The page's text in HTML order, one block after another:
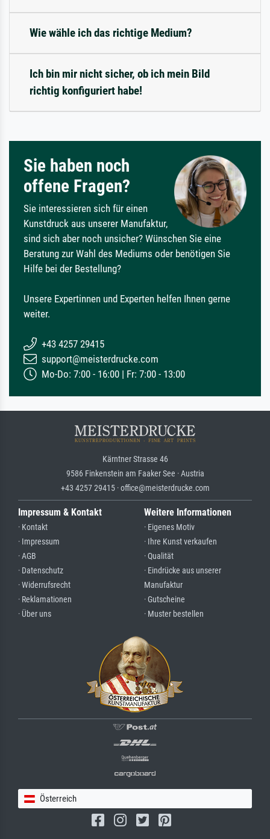
Wie wähle ich das richtige Medium?
Ich bin mir nicht sicher, ob ich mein Bild
richtig konfiguriert habe!
Sie haben noch
offene Fragen?
Sie interessieren sich für einen
Kunstdruck aus unserer Manufaktur,
sind sich aber noch unsicher? Wünschen Sie eine
Beratung zur Wahl des Mediums oder benötigen Sie
Hilfe bei der Bestellung?
Unsere Expertinnen und Experten helfen Ihnen gerne
weiter.
+43 4257 29415
support@meisterdrucke.com
Mo-Do: 7:00 - 16:00 | Fr: 7:00 - 13:00
Kärntner Strasse 46
9586 Finkenstein am Faaker See · Austria
+43 4257 29415 · office@meisterdrucke.com
Impressum & Kontakt
· Kontakt
· Impressum
· AGB
· Datenschutz
· Widerrufsrecht
· Reklamationen
· Über uns
Weitere Informationen
· Eigenes Motiv
· Ihre Kunst verkaufen
· Qualität
· Eindrücke aus unserer
Manufaktur
· Gutscheine
· Muster bestellen
Österreich